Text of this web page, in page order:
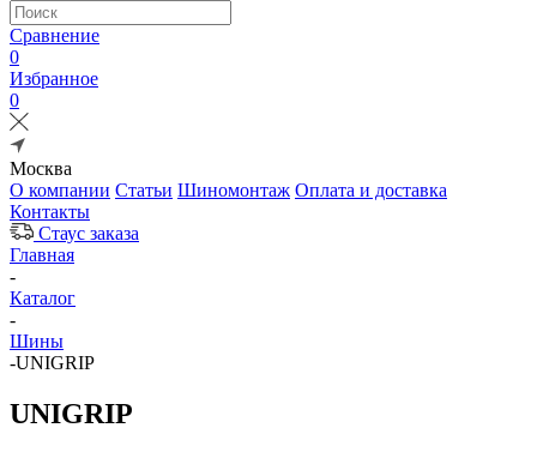
Сравнение
0
Избранное
0
Москва
О компании Статьи Шиномонтаж Оплата и доставка
Контакты
Стаус заказа
Главная
-
Каталог
-
Шины
-UNIGRIP
UNIGRIP